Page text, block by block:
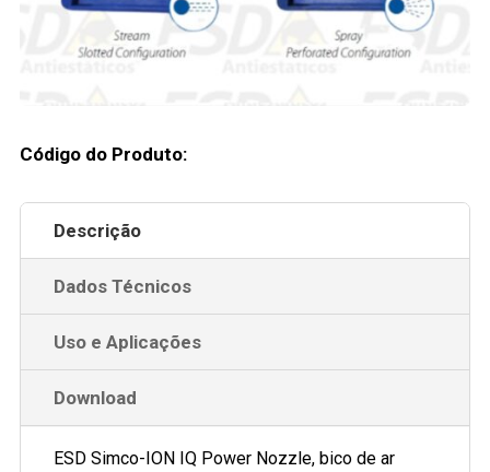
Código do Produto:
Descrição
Dados Técnicos
Uso e Aplicações
Download
ESD Simco-ION IQ Power Nozzle, bico de ar